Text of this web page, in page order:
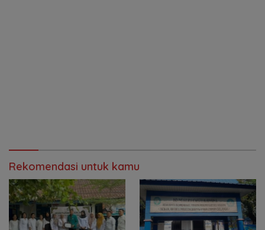
Rekomendasi untuk kamu